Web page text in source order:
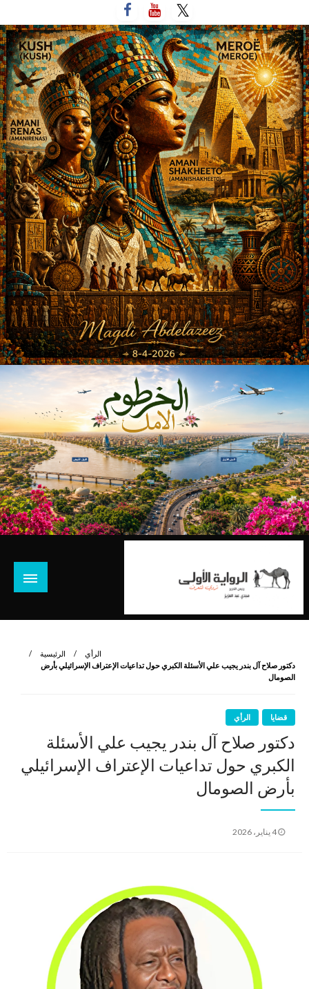
إلى
المحتوى
نروي لتعرف
الرئيسية
الرأي
دكتور صلاح آل بندر يجيب علي الأسئلة الكبري حول تداعيات الإعتراف الإسرائيلي بأرض
الصومال
الرأي قضايا
دكتور صلاح آل بندر يجيب علي الأسئلة
الكبري حول تداعيات الإعتراف الإسرائيلي
بأرض الصومال
نُشر
4 يناير، 2026